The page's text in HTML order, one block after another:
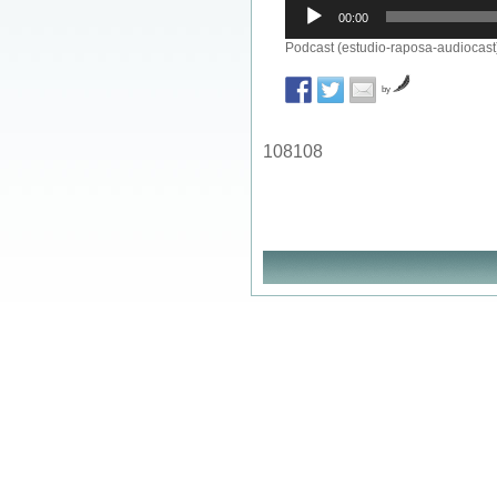
áudio
00:00
Podcast (estudio-raposa-
by
108108